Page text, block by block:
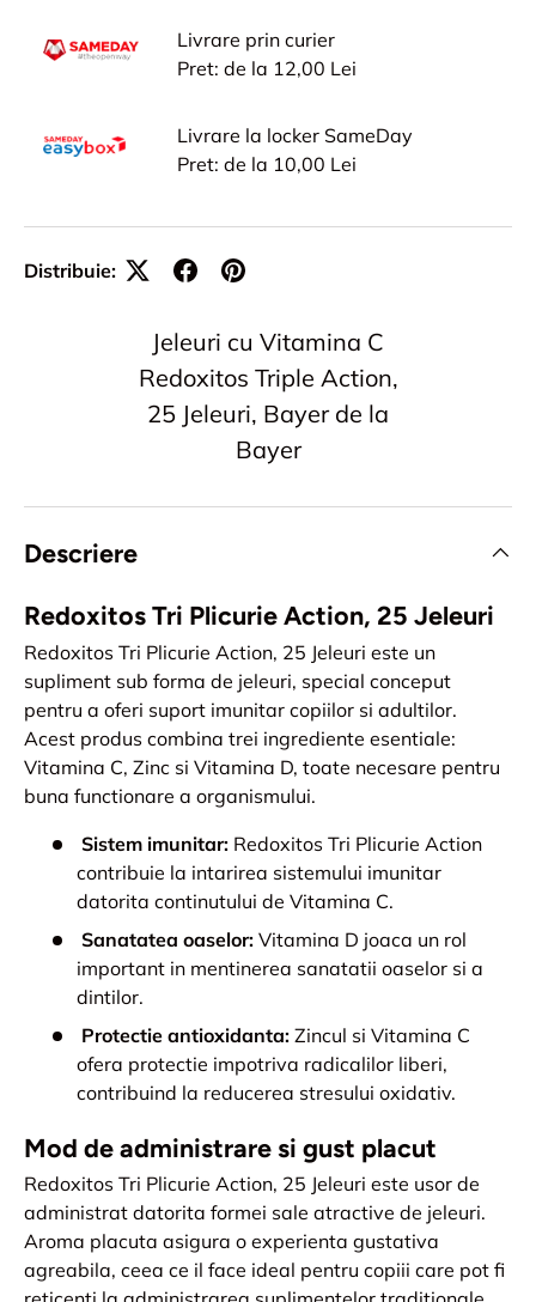
Livrare prin curier
Pret: de la 12,00 Lei
Livrare la locker SameDay
Pret: de la 10,00 Lei
Distribuie:
Jeleuri cu Vitamina C
Redoxitos Triple Action,
25 Jeleuri, Bayer de la
Bayer
Descriere
Redoxitos Tri Plicurie Action, 25 Jeleuri
Redoxitos Tri Plicurie Action, 25 Jeleuri este un
supliment sub forma de jeleuri, special conceput
pentru a oferi suport imunitar copiilor si adultilor.
Acest produs combina trei ingrediente esentiale:
Vitamina C, Zinc si Vitamina D, toate necesare pentru
buna functionare a organismului.
Sistem imunitar: Redoxitos Tri Plicurie Action
contribuie la intarirea sistemului imunitar
datorita continutului de Vitamina C.
Sanatatea oaselor: Vitamina D joaca un rol
important in mentinerea sanatatii oaselor si a
dintilor.
Protectie antioxidanta: Zincul si Vitamina C
ofera protectie impotriva radicalilor liberi,
contribuind la reducerea stresului oxidativ.
Mod de administrare si gust placut
Redoxitos Tri Plicurie Action, 25 Jeleuri este usor de
administrat datorita formei sale atractive de jeleuri.
Aroma placuta asigura o experienta gustativa
agreabila, ceea ce il face ideal pentru copiii care pot fi